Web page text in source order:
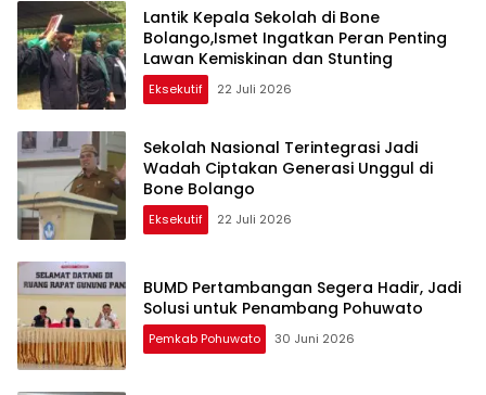
Lantik Kepala Sekolah di Bone
Bolango,Ismet Ingatkan Peran Penting
Lawan Kemiskinan dan Stunting
Eksekutif 22 Juli 2026
Sekolah Nasional Terintegrasi Jadi
Wadah Ciptakan Generasi Unggul di
Bone Bolango
Eksekutif 22 Juli 2026
BUMD Pertambangan Segera Hadir, Jadi
Solusi untuk Penambang Pohuwato
Pemkab Pohuwato 30 Juni 2026